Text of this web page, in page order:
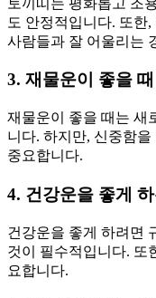
도 안정적입니다. 또한
사람들과 잘 어울리는
3. 재물운이 좋을
재물운이 좋을 때는 새
니다. 하지만, 신중함을
중요합니다.
4. 건강운을 좋게
건강운을 좋게 하려면
것이 필수적입니다. 또
요합니다.